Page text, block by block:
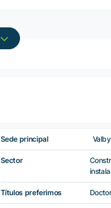
Sede principal Valby
Sector
Títulos preferimos